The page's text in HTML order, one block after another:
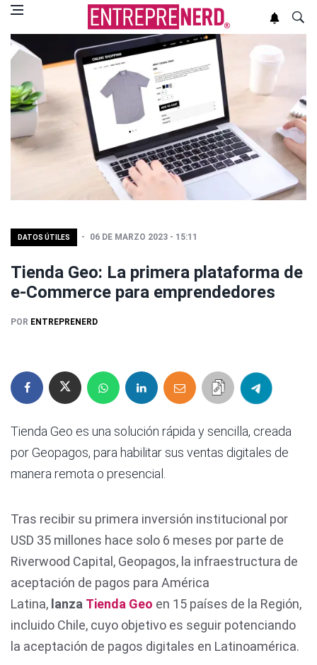
DATOS ÚTILES 06 DE MARZO 2023 - 15:11
Tienda Geo: La primera plataforma de
e-Commerce para emprendedores
POR ENTREPRENERD
Tienda Geo es una solución rápida y sencilla, creada
por Geopagos, para habilitar sus ventas digitales de
manera remota o presencial.
Tras recibir su primera inversión institucional por
USD 35 millones hace solo 6 meses por parte de
Riverwood Capital, Geopagos, la infraestructura de
aceptación de pagos para América
Latina, lanza Tienda Geo en 15 países de la Región,
incluido Chile, cuyo objetivo es seguir potenciando
la aceptación de pagos digitales en Latinoamérica.